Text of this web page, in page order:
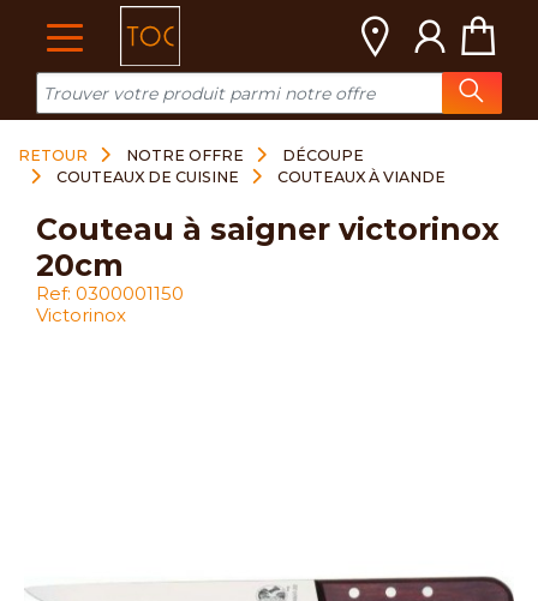
RETOUR NOTRE OFFRE
DÉCOUPE
COUTEAUX DE CUISINE
COUTEAUX À VIANDE
couteau à saigner victorinox
20cm
Ref: 0300001150
Victorinox
Cookies management panel